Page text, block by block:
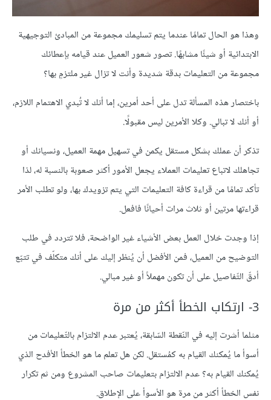
وهذا هو الحال تمامًا عندما يتم تسليمك مجموعة من المبادئ التوجيهية
الابتدائية أو شيئًا مشابهًا. تصور شعور العميل عند قيامه بإعطائك
مجموعة من التعليمات بدقة شديدة وأنت لا تزال غير ملتزمٍ بها؟
باختصار هذه المسألة تدل على أحد أمرين، إما أنك لا تُبدي الاهتمام اللازم،
أو أنك لا تبالي. وكلا الأمرين ليس مقبولًا.
تذكر أن عملك بشكل مستقل يكمن في تسهيل مهمة العميل، ونسيانك أو
تجاهلك لاتباع تعليمات العملاء يجعل الأمور أكثر صعوبة بالنسبة له، لذا
تأكد تمامًا من قراءة كافة التعليمات التي يتم تزويدك بها، ولو تطلب الأمر
قراءتها مرتين أو ثلاث مرات أحيانًا فافعل.
إذا وجدت خلال العمل بعض الأشياء غير الواضحة، فلا تتردد في طلب
التوضيح من العميل، فمن الأفضل أن يُنظر إليك على أنك متكلّف في تتبّع
أدقّ التّفاصيل على أن تكون مهملاً أو غير مبالي.
3- ارتكاب الخطأ أكثر من مرة
مثلما أشرت إليه في النّقطة السّابقة، يُعتبر عدم الالتزام بالتّعليمات من
أسوأ ما يُمكنك القيام به كمُستقل. لكن هل تعلم ما هو الخطأ الأفدح الذي
يُمكنك القيام به؟ عدم الالتزام بتعليمات صاحب المشروع ومن ثم تكرار
نفس الخطأ أكثر من مرة هو الأسوأ على الإطلاق.